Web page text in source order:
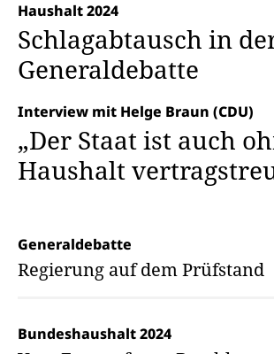
Haushalt 2024
Schlagabtausch in
Generaldebatte
Interview mit Helge Braun (CDU)
„Der Staat ist auch
Haushalt
Generaldebatte
Regierung auf dem Prüfstand
Bundeshaushalt 2024